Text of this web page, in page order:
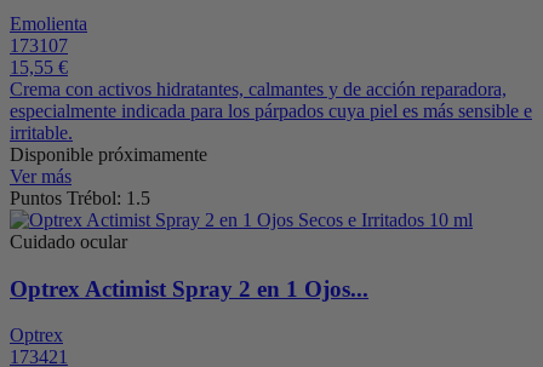
Emolienta
173107
15,55 €
Crema con activos hidratantes, calmantes y de acción reparadora,
especialmente indicada para los párpados cuya piel es más sensible e
irritable.
Disponible próximamente
Ver más
Puntos Trébol: 1.5
Cuidado ocular
Optrex Actimist Spray 2 en 1 Ojos...
Optrex
173421